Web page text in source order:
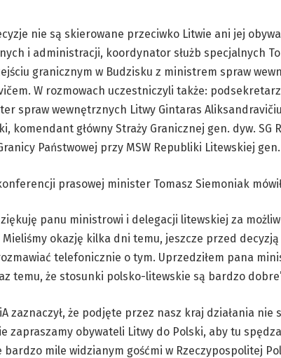
nie są skierowane przeciwko Litwie ani jej
i administracji, koordynator służb specjalnych
granicznym w Budzisku z ministrem spraw
W rozmowach uczestniczyli także:
spraw wewnętrznych Litwy Gintaras
komendant główny Straży Granicznej gen. dyw. SG
Państwowej przy MSW Republiki Litewskiej
prasowej minister Tomasz Siemoniak
panu ministrowi i delegacji litewskiej za
okazję kilka dni temu, jeszcze przed
telefonicznie o tym. Uprzedziłem pana
temu, że stosunki polsko-litewskie są bardzo
zaznaczył, że podjęte przez nasz kraj działania
zapraszamy obywateli Litwy do Polski, aby tu
bardzo mile widzianym gośćmi w Rzeczypospolitej